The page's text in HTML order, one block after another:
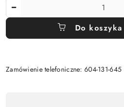
Do koszyka
Zamówienie telefoniczne: 604-131-645